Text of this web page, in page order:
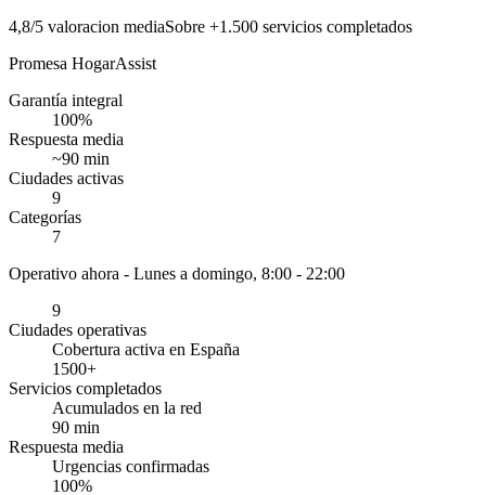
4,8/5 valoracion mediaSobre +1.500 servicios completados
Promesa HogarAssist
Garantía integral
100%
Respuesta media
~90 min
Ciudades activas
9
Categorías
7
Operativo ahora - Lunes a domingo, 8:00 - 22:00
9
Ciudades operativas
Cobertura activa en España
1500+
Servicios completados
Acumulados en la red
90 min
Respuesta media
Urgencias confirmadas
100%